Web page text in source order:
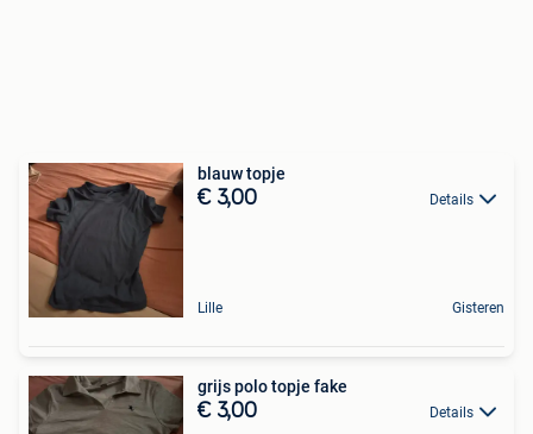
blauw topje
€ 3,00 Details
Lille Gisteren
grijs polo topje fake
€ 3,00 Details